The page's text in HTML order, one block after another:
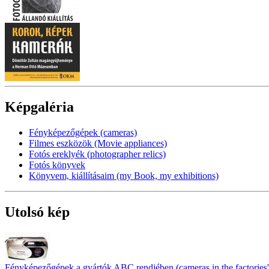
Képgaléria
Fényképezőgépek (cameras)
Filmes eszközök (Movie appliances)
Fotós ereklyék (photographer relics)
Fotós könyvek
Könyvem, kiállításaim (my Book, my exhibitions)
Utolsó kép